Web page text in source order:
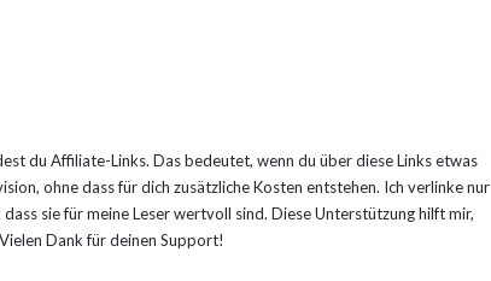
du Affiliate-Links. Das bedeutet, wenn du über diese Links etwas
ohne dass für dich zusätzliche Kosten entstehen. Ich verlinke nur
sie für meine Leser wertvoll sind. Diese Unterstützung hilft mir,
Dank für deinen Support!